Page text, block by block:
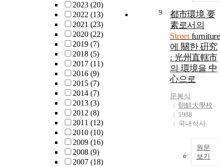
2023 (20)
2022 (13)
2021 (23)
2020 (22)
2019 (7)
2018 (5)
2017 (11)
2016 (9)
2015 (7)
2014 (7)
2013 (3)
2012 (8)
2011 (12)
2010 (10)
2009 (16)
2008 (9)
2007 (18)
9
都市環境 要
素로서의
Streetfurniture
에 關한 硏究
: 光州直轄市
의 環境을 中
心으로
문봉식
朝鮮大學校
1988
국내석사
원문
보기